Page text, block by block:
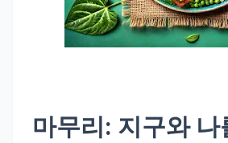
마무리: 지구와 나